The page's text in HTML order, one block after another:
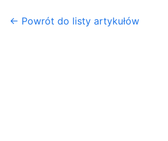
← Powrót do listy artykułów